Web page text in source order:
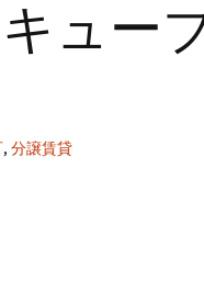
ュー
, 分譲賃貸